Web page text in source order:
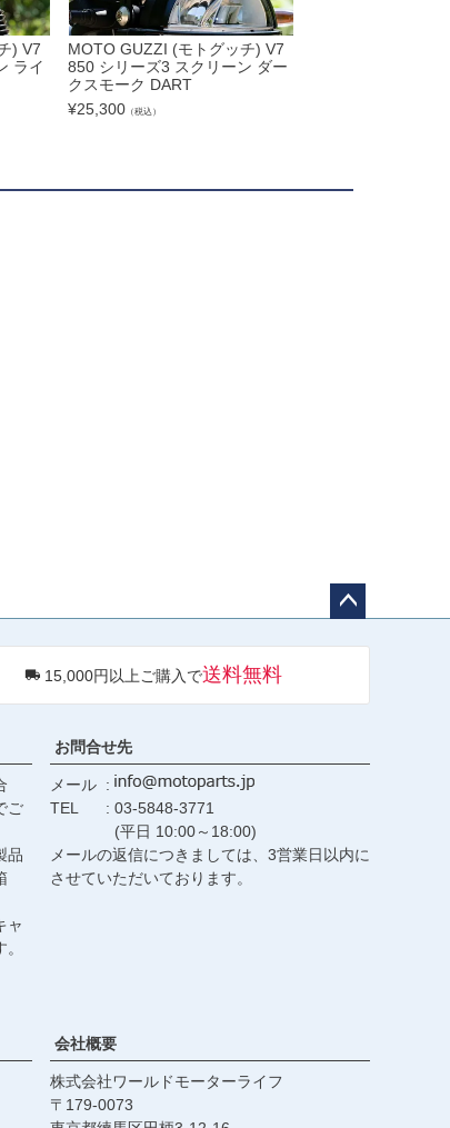
) V7
ライ
MOTO GUZZI (モトグッチ) V7
850 シリーズ3 スクリーン ダー
クスモーク DART
¥25,300 （税込）
へ
15,000円以上ご購入で送料無料
ご
品
ャ
お問合せ先
メール
TEL
03-5848-3771
(平日 10:00～18:00)
メールの返信につきましては、3営業日以内に
させていただいております。
会社概要
株式会社ワールドモーターライフ
179-0073